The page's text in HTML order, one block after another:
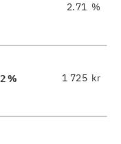
%
2 % kr